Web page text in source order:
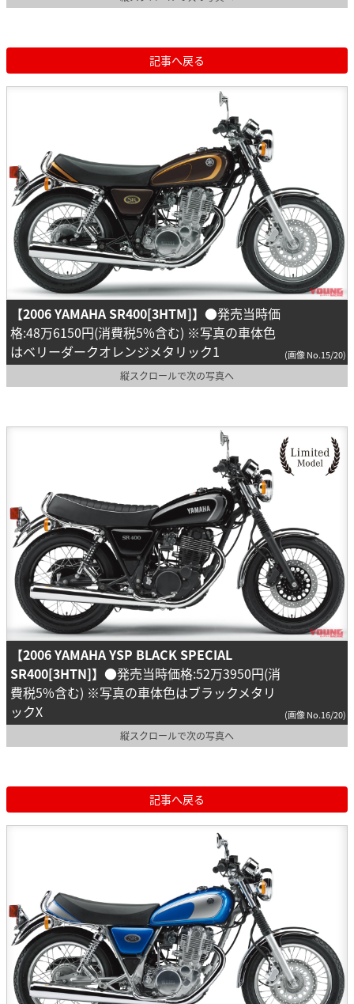
記事へ戻る
【2006 YAMAHA SR400[3HTM]】 ●発売当時価
格:48万6150円(消費税5%含む) ※写真の車体色
はベリーダークオレンジメタリック1
(画像 No.15/20)
縦スクロールで次の写真へ
【2006 YAMAHA YSP BLACK SPECIAL
SR400[3HTN]】 ●発売当時価格:52万3950円(消
費税5%含む) ※写真の車体色はブラックメタリ
ックX
(画像 No.16/20)
縦スクロールで次の写真へ
記事へ戻る